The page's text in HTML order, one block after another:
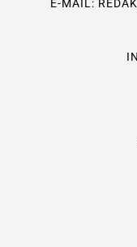
E-MAIL: